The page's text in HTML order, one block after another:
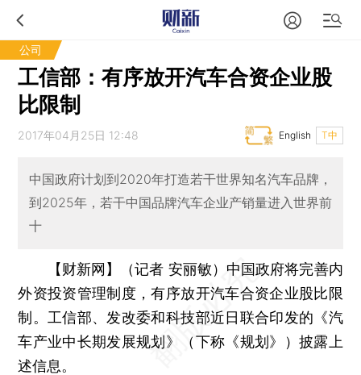
公司
工信部：有序放开汽车合资企业股
比限制
2017年04月25日 12:48 T中
English
中国政府计划到2020年打造若干世界知名汽车品牌，
到2025年，若干中国品牌汽车企业产销量进入世界前
十
【财新网】（记者 安丽敏） 中国政府将完善内
外资投资管理制度，有序放开汽车合资企业股比限
制。工信部、发改委和科技部近日联合印发的《汽
车产业中长期发展规划》（下称《规划》）披露上
述信息。